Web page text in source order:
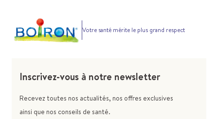
Votre santé mérite le plus grand respect
Inscrivez-vous à notre newsletter
Recevez toutes nos actualités, nos offres exclusives
ainsi que nos conseils de santé.